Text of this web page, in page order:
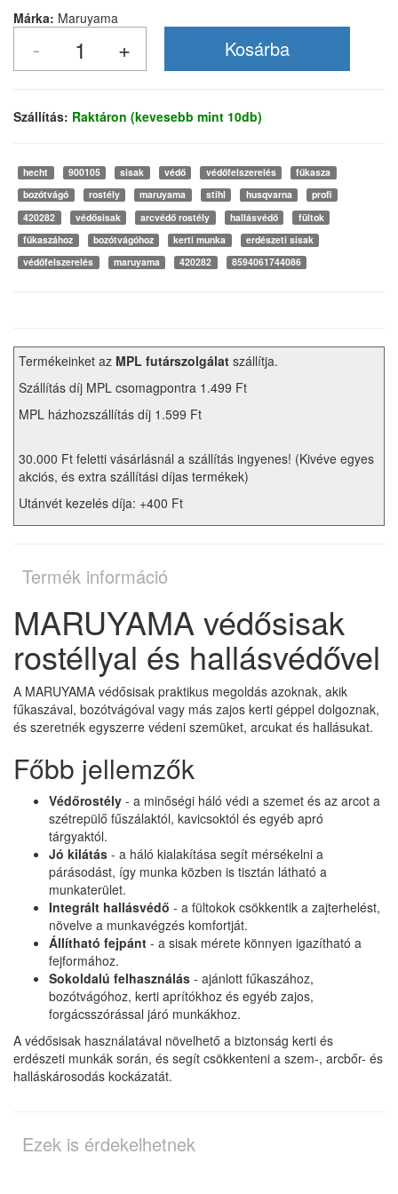
Márka: Maruyama
Szállítás: Raktáron (kevesebb mint 10db)
hecht 900105 sisak védő védőfelszerelés
fűkasza
bozótvágó
rostély maruyama stihl husqvarna
profi
420282
védősisak arcvédő rostély hallásvédő
fültok
fűkaszához
bozótvágóhoz kerti munka
erdészeti sisak
védőfelszerelés
maruyama 420282 8594061744086
Termékeinket az MPL futárszolgálat szállítja.
Szállítás díj MPL csomagpontra 1.499 Ft
MPL házhozszállítás díj 1.599 Ft
30.000 Ft feletti vásárlásnál a szállítás ingyenes! (Kivéve egyes
akciós, és extra szállítási díjas termékek)
Utánvét kezelés díja: +400 Ft
Termék információ
MARUYAMA védősisak
rostéllyal és hallásvédővel
A MARUYAMA védősisak praktikus megoldás azoknak, akik
fűkaszával, bozótvágóval vagy más zajos kerti géppel dolgoznak,
és szeretnék egyszerre védeni szemüket, arcukat és hallásukat.
Főbb jellemzők
Védőrostély - a minőségi háló védi a szemet és az arcot a
szétrepülő fűszálaktól, kavicsoktól és egyéb apró
tárgyaktól.
Jó kilátás - a háló kialakítása segít mérsékelni a
párásodást, így munka közben is tisztán látható a
munkaterület.
Integrált hallásvédő - a fültokok csökkentik a zajterhelést,
növelve a munkavégzés komfortját.
Állítható fejpánt - a sisak mérete könnyen igazítható a
fejformához.
Sokoldalú felhasználás - ajánlott fűkaszához,
bozótvágóhoz, kerti aprítókhoz és egyéb zajos,
forgácsszórással járó munkákhoz.
A védősisak használatával növelhető a biztonság kerti és
erdészeti munkák során, és segít csökkenteni a szem-, arcbőr- és
halláskárosodás kockázatát.
Ezek is érdekelhetnek